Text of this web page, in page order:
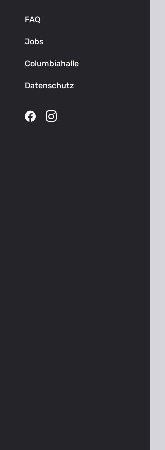
FAQ
Jobs
Columbiahalle
Datenschutz